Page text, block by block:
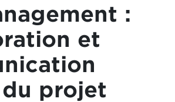
:
et
projet